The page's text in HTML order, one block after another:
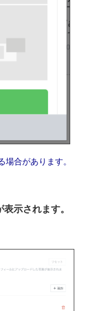
合があります。
示されます。